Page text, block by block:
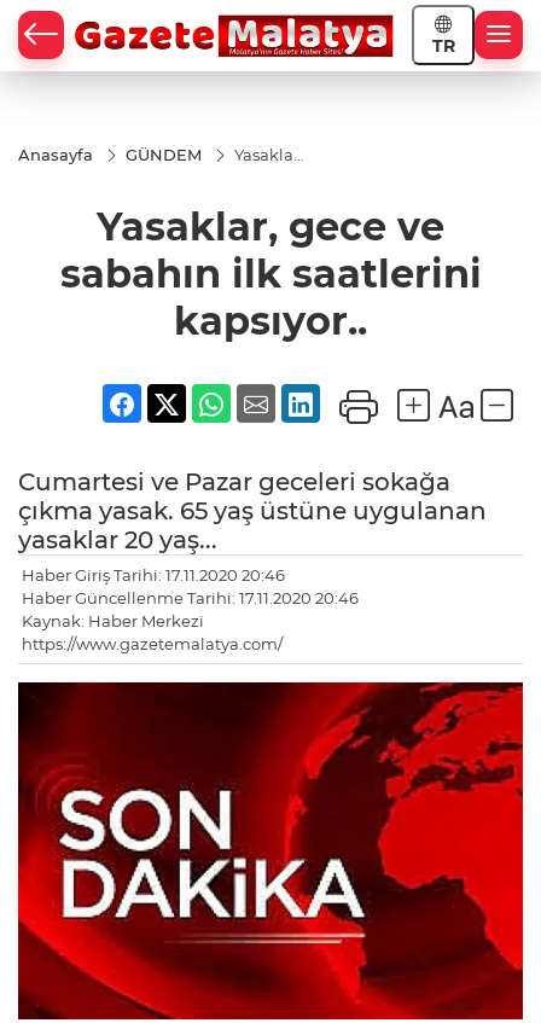
TR
Anasayfa GÜNDEM
Yasaklar,
saatlerini
kapsıyor..
Yasaklar, gece ve
sabahın ilk saatlerini
kapsıyor..
Cumartesi ve Pazar geceleri sokağa
çıkma yasak. 65 yaş üstüne uygulanan
yasaklar 20 yaş...
Haber Giriş Tarihi: 17.11.2020 20:46
Haber Güncellenme Tarihi: 17.11.2020 20:46
Kaynak: Haber Merkezi
https://www.gazetemalatya.com/